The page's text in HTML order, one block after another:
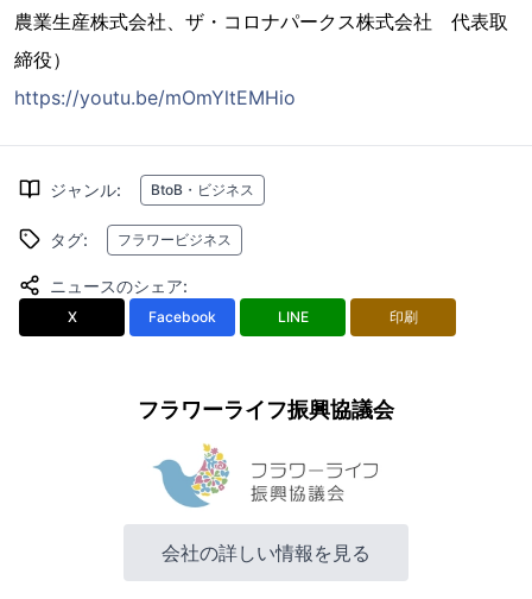
農業生産株式会社、ザ・コロナパークス株式会社 代表取
締役）
https://youtu.be/mOmYltEMHio
ジャンル: BtoB・ビジネス
タグ: フラワービジネス
ニュースのシェア:
X Facebook LINE 印刷
フラワーライフ振興協議会
会社の詳しい情報を見る